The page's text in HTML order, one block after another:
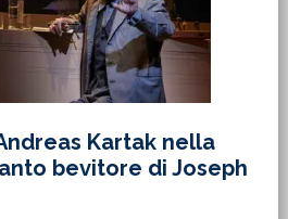
Kartak nella
bevitore di Joseph